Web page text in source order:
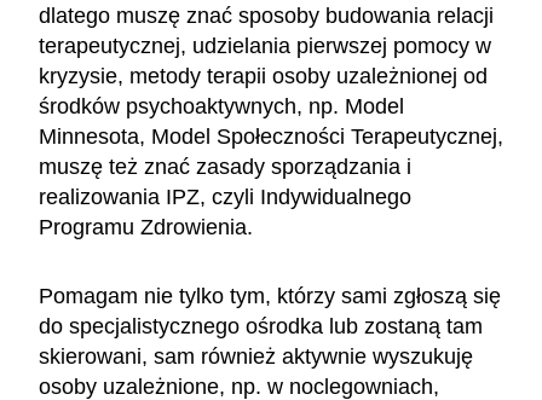
dlatego muszę znać sposoby budowania relacji
terapeutycznej, udzielania pierwszej pomocy w
kryzysie, metody terapii osoby uzależnionej od
środków psychoaktywnych, np. Model
Minnesota, Model Społeczności Terapeutycznej,
muszę też znać zasady sporządzania i
realizowania IPZ, czyli Indywidualnego
Programu Zdrowienia.
Pomagam nie tylko tym, którzy sami zgłoszą się
do specjalistycznego ośrodka lub zostaną tam
skierowani, sam również aktywnie wyszukuję
osoby uzależnione, np. w noclegowniach,